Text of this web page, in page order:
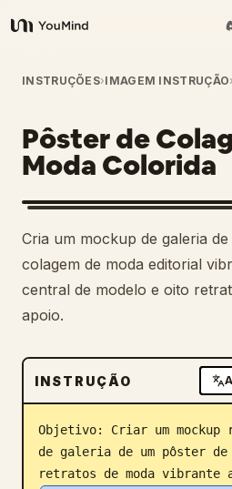
YouMind
Visão geral
Casos de uso
Habilidades
Prompts
Preços
Transferir
Blogue
INSTRUÇÕES›IMAGEM INSTRUÇÃO›
Pôster de
Moda Colorida
Cria um mockup de galeria
colagem de moda editorial
central de modelo e oito
apoio.
INSTRUÇÃO
Objetivo: Criar um
de galeria de um pôster de
retratos de moda vibrante